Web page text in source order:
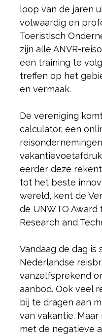
loop van de jaren
volwaardig en
Toeristisch
zijn alle ANVR-
een training te
treffen op het
en vermaak.
De vereniging
calculator, een
eerder deze
tot het beste
wereld, kent de
de UNWTO Award
Research and
Vandaag de dag is
Nederlandse
vanzelfsprekend
aanbod. Ook veel
bij te dragen aan
van vakantie.
met de negatieve